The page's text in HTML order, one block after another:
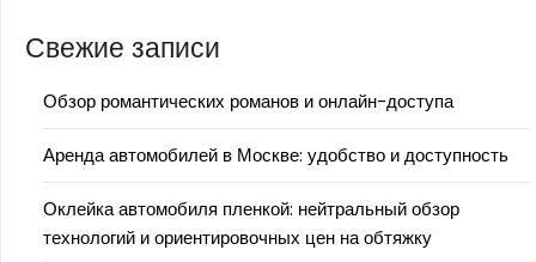
Свежие записи
Обзор романтических романов и онлайн-доступа
Аренда автомобилей в Москве: удобство и доступность
Оклейка автомобиля пленкой: нейтральный обзор
технологий и ориентировочных цен на обтяжку